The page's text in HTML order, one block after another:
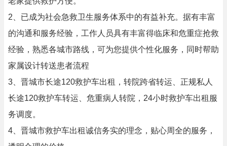
2、已成为社会急救卫生服务体系中的有益补充。据有丰富
的沟通和服务经验，工作人员具有丰富得临床和危重症抢救
经验，熟悉各城市路线，可为您提供个性化服务，同时帮助
家属设计转送患者流程
3、晋城市长途120救护车出租，转院跨省转运、正规私人
长途120救护车转运、危重病人转院，24小时救护车出租服
务调度。
4、晋城市救护车出租诚信务实的理念，贴心周全的服务，